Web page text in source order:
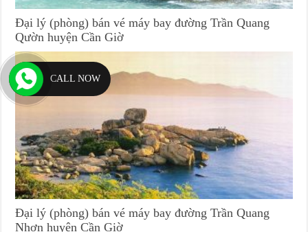
Đại lý (phòng) bán vé máy bay đường Trần Quang
Qườn huyện Cần Giờ
Đại lý (phòng) bán vé máy bay đường Trần Quang
Nhơn huyện Cần Giờ
CALL NOW